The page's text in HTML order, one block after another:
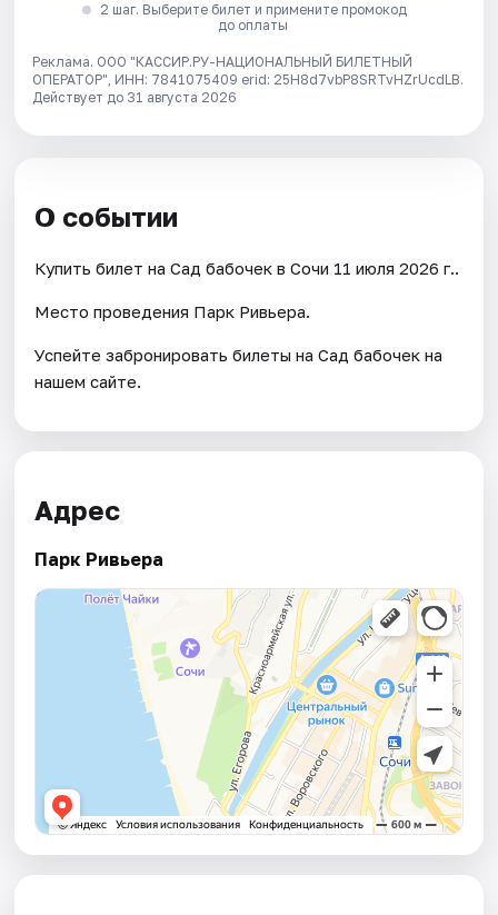
2 шаг. Выберите билет и примените промокод
до оплаты
Реклама. ООО "КАССИР.РУ-НАЦИОНАЛЬНЫЙ БИЛЕТНЫЙ
ОПЕРАТОР", ИНН: 7841075409 erid: 25H8d7vbP8SRTvHZrUcdLB.
Действует до 31 августа 2026
О событии
Купить билет на Сад бабочек в Сочи 11 июля 2026 г..
Место проведения Парк Ривьера.
Успейте забронировать билеты на Сад бабочек на
нашем сайте.
Адрес
Парк Ривьера